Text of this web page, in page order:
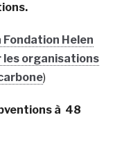
Fondation Helen
les organisations
)
à 48